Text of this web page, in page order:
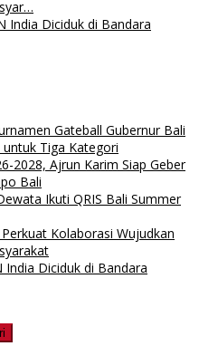
India Diciduk di Bandara
Gateball Gubernur Bali
Tiga Kategori
2028, Ajrun Karim Siap Geber
Bali
Ikuti QRIS Bali Summer
Kolaborasi Wujudkan
Diciduk di Bandara